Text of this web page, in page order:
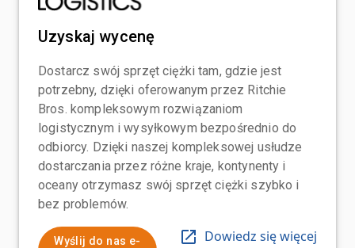
Uzyskaj wycenę
Dostarcz swój sprzęt ciężki tam, gdzie jest
potrzebny, dzięki oferowanym przez Ritchie
Bros. kompleksowym rozwiązaniom
logistycznym i wysyłkowym bezpośrednio do
odbiorcy. Dzięki naszej kompleksowej usłudze
dostarczania przez różne kraje, kontynenty i
oceany otrzymasz swój sprzęt ciężki szybko i
bez problemów.
Wyślij do nas e-
Dowiedz się więcej